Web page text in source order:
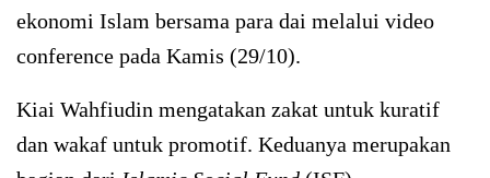
ekonomi Islam bersama para dai melalui video
conference pada Kamis (29/10).
Kiai Wahfiudin mengatakan zakat untuk kuratif
dan wakaf untuk promotif. Keduanya merupakan